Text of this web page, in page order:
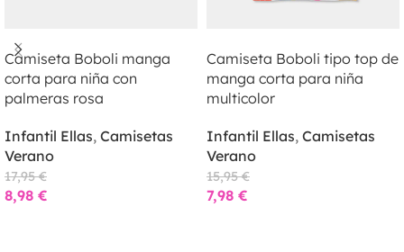
Camiseta Boboli manga
corta para niña con
palmeras rosa
Infantil Ellas, Camisetas
Verano
17,95€
8,98 €
Camiseta Boboli tipo top de
manga corta para niña
multicolor
Infantil Ellas, Camisetas
Verano
15,95€
7,98 €